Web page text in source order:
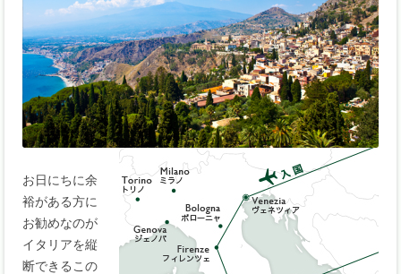
お日にちに余
裕がある方に
お勧めなのが
イタリアを縦
断できるこの